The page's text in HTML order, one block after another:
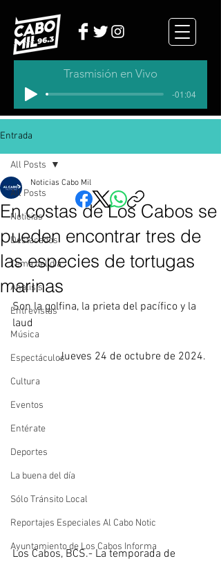
Trasmisión en Vivo
-01:04
Entrada
All Posts
Noticias
Destacados
Tema del dia
Analisis
Entrevistas
Música
Espectáculos
Cultura
Eventos
Entérate
Deportes
La buena del día
Sólo Tránsito Local
Reportajes Especiales Al Cabo Notic
Ayuntamiento de Los Cabos Informa
All Posts
En costas de Los Cabos se
pueden encontrar tres de
las especies de tortugas
marinas
Noticias Cabo Mil
Son la golfina, la prieta del pacífico y la
laud
Jueves 24 de octubre de 2024.
Los Cabos, BCS.- La temporada de